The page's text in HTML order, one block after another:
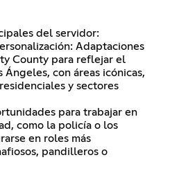
del servidor:
Adaptaciones
County para reflejar el
con áreas icónicas,
y sectores
para trabajar en
como la policía o los
en roles más
pandilleros o